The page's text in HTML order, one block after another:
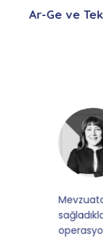
Ar-Ge ve
Mevzuata